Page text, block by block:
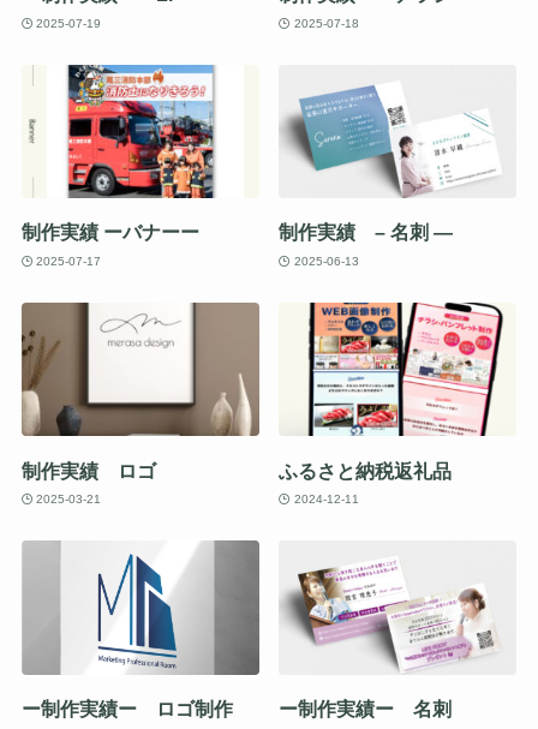
2025-07-19 2025-07-18
制作実績 ーバナーー
2025-07-17
制作実績 – 名刺 —
2025-06-13
制作実績 ロゴ
2025-03-21
ふるさと納税返礼品
2024-12-11
ー制作実績ー ロゴ制作 ー制作実績ー 名刺